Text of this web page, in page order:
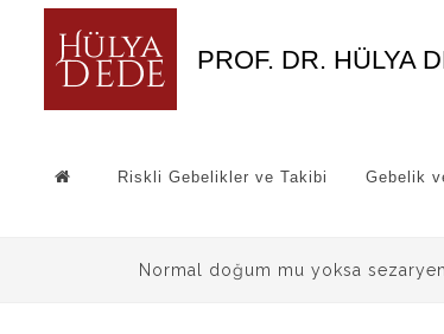
PROF. DR. HÜLYA
Riskli Gebelikler ve Takibi Gebelik
Normal doğum mu yoksa